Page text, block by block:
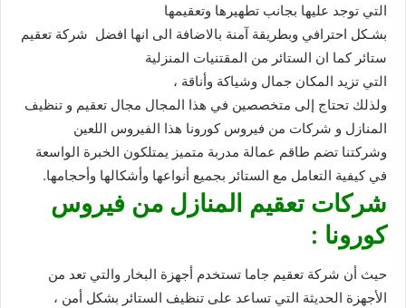
التي توجد عليها بجانب تطهيرها وتعقيمها
بشـكل احترافي وبطريقة آمنة بالاضافة الى انها افضل شركة تعقيم
ستائر كما ان الستائر من المقتنيات المنزلية
التي تزيد المكان جمال وشياكة وأناقة ،
ولذلك تحتاج إلى متخصصين في هذا المجال مجال تعقيم و تنظيف
المنازل و شركات من فيروس كورونا هذا الفيروس اللعين
وشركتنا تضم طاقم عمالة مدربة متميز يمتلكون الخبرة الواسعة
في كيفية التعامل مع الستائر بجميع أنواعها وأشكالها وأحجامها.
شركات تعقيم المنازل من فيروس
كورونا :
حيث أن شركة تعقيم جاما تستخدم أجهزة البخار والتي تعد من
الأجهزة الحديثة التي تساعد على تنظيف الستائر بشكل أمن ،